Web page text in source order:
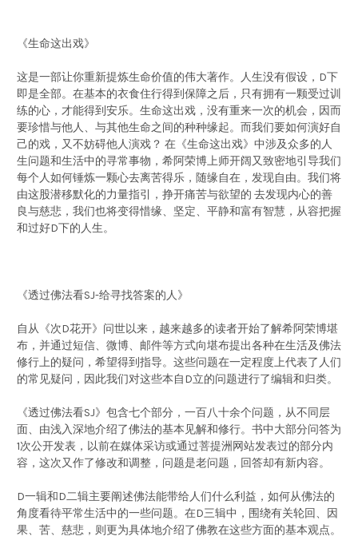
《生命这出戏》
这是一部让你重新提炼生命价值的伟大著作。人生没有假设，D下
即是全部。在基本的衣食住行得到保障之后，只有拥有一颗受过训
练的心，才能得到安乐。生命这出戏，没有重来一次的机会，因而
要珍惜与他人、与其他生命之间的种种缘起。而我们要如何演好自
己的戏，又不妨碍他人演戏？ 在《生命这出戏》中涉及众多的人
生问题和生活中的寻常事物，希阿荣博上师开阔又致密地引导我们
每个人如何锤炼一颗心去离苦得乐，随缘自在，发现自由。我们将
由这股潜移默化的力量指引，挣开痛苦与欲望的 去发现内心的善
良与慈悲，我们也将变得惜缘、坚定、平静和富有智慧，从容把握
和过好D下的人生。
《透过佛法看SJ-给寻找答案的人》
自从《次D花开》问世以来，越来越多的读者开始了解希阿荣博堪
布，并通过短信、微博、邮件等方式向堪布提出各种在生活及佛法
修行上的疑问，希望得到指导。这些问题在一定程度上代表了人们
的常见疑问，因此我们对这些本自D立的问题进行了编辑和归类。
《透过佛法看SJ》包含七个部分，一百八十余个问题，从不同层
面、由浅入深地介绍了佛法的基本见解和修行。书中大部分问答为
1次公开发表，以前在媒体采访或通过菩提洲网站发表过的部分内
容，这次又作了修改和调整，问题是老问题，回答却有新内容。
D一辑和D二辑主要阐述佛法能带给人们什么利益，如何从佛法的
角度看待平常生活中的一些问题。在D三辑中，围绕有关轮回、因
果、苦、慈悲，则更为具体地介绍了佛教在这些方面的基本观点。